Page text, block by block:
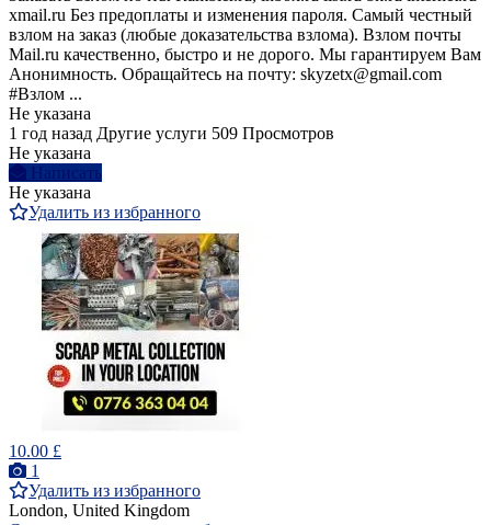
xmail.ru Без предоплаты и изменения пароля. Самый честный
взлом на заказ (любые доказательства взлома). Bзлом почты
Mail.ru качественно, быстро и не дорого. Мы гарантируем Вам
Анонимность. Обращайтесь на почту: skyzetx@gmail.com
#Взлом ...
Не указана
1 год назад Другие услуги 509 Просмотров
Не указана
Написать
Не указана
Удалить из избранного
10.00 £
1
Удалить из избранного
London, United Kingdom